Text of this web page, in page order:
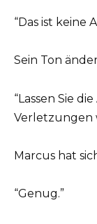
“Das ist keine
Sein Ton
“Lassen Sie
Verletzungen
Marcus hat
“Genug.”